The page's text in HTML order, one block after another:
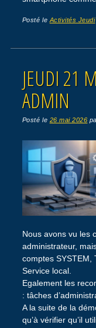
Posté le Activités Jeudi
JEUDI 21
ADMIN
Posté le 26 mai 2026
Nous avons vu les
administrateur,
comptes SYSTEM,
Service local.
Egalement les
: tâches
A la suite de la
qu’à vérifier qu’il